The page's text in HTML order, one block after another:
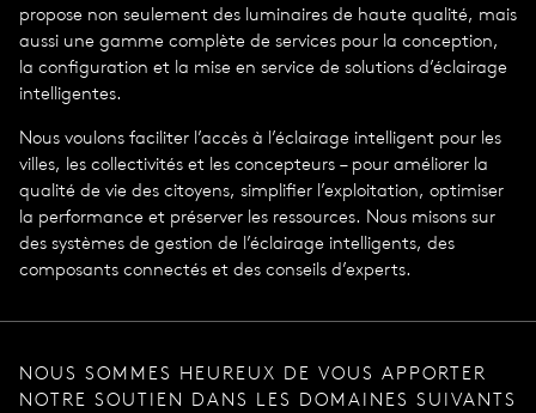
propose non seulement des luminaires de haute qualité, mais
aussi une gamme complète de services pour la conception,
la configuration et la mise en service de solutions d’éclairage
intelligentes.
Nous voulons faciliter l’accès à l’éclairage intelligent pour les
villes, les collectivités et les concepteurs – pour améliorer la
qualité de vie des citoyens, simplifier l’exploitation, optimiser
la performance et préserver les ressources. Nous misons sur
des systèmes de gestion de l’éclairage intelligents, des
composants connectés et des conseils d’experts.
NOUS SOMMES HEUREUX DE VOUS APPORTER
NOTRE SOUTIEN DANS LES DOMAINES SUIVANTS